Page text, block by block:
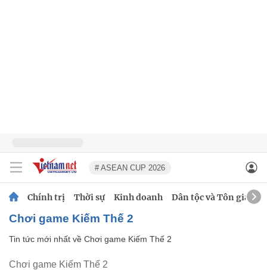
# ASEAN CUP 2026
Chính trị Thời sự Kinh doanh Dân tộc và Tôn giáo
Chơi game Kiếm Thế 2
Tin tức mới nhất về Chơi game Kiếm Thế 2
Chơi game Kiếm Thế 2